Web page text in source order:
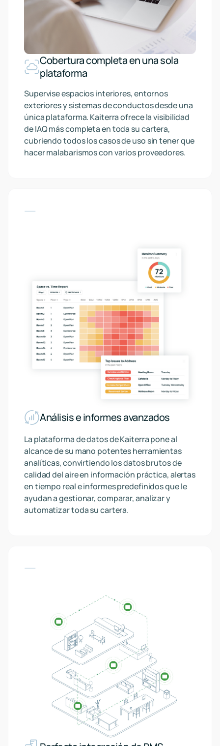
Cobertura completa en una sola
plataforma
Supervise espacios interiores, entornos
exteriores y sistemas de conductos desde una
única plataforma. Kaiterra ofrece la visibilidad
de IAQ más completa en toda su cartera,
cubriendo todos los casos de uso sin tener que
hacer malabarismos con varios proveedores.
Análisis e informes avanzados
La plataforma de datos de Kaiterra pone al
alcance de su mano potentes herramientas
analíticas, convirtiendo los datos brutos de
calidad del aire en información práctica, alertas
en tiempo real e informes predefinidos que le
ayudan a gestionar, comparar, analizar y
automatizar toda su cartera.